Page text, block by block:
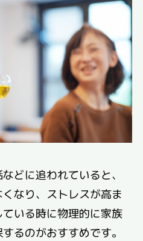
どに追われていると、
なり、ストレスが高ま
いる時に物理的に家族
るのがおすすめです。